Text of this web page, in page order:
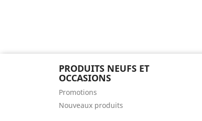
PRODUITS NEUFS ET
OCCASIONS
Promotions
Nouveaux produits